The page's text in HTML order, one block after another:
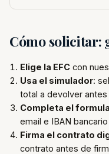
Cómo solicitar:
Elige la EFC con
Usa el simulador:
total a devolver
Completa el
email e IBAN
Firma el contrato
contrato antes de